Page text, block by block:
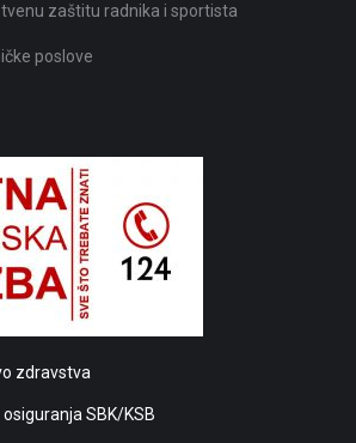
zaštitu radnika i sportista
poslove
zdravstva
SBK/KSB